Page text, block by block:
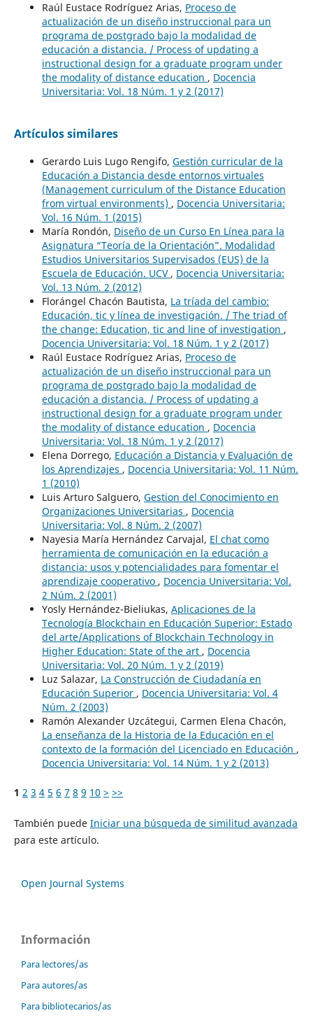
Raúl Eustace Rodríguez Arias, Proceso de
actualización de un diseño instruccional para un
programa de postgrado bajo la modalidad de
educación a distancia. / Process of updating a
instructional design for a graduate program under
the modality of distance education , Docencia
Universitaria: Vol. 18 Núm. 1 y 2 (2017)
Artículos similares
Gerardo Luis Lugo Rengifo, Gestión curricular de la
Educación a Distancia desde entornos virtuales
(Management curriculum of the Distance Education
from virtual environments) , Docencia Universitaria:
Vol. 16 Núm. 1 (2015)
María Rondón, Diseño de un Curso En Línea para la
Asignatura “Teoría de la Orientación”. Modalidad
Estudios Universitarios Supervisados (EUS) de la
Escuela de Educación. UCV , Docencia Universitaria:
Vol. 13 Núm. 2 (2012)
Florángel Chacón Bautista, La tríada del cambio:
Educación, tic y línea de investigación. / The triad of
the change: Education, tic and line of investigation ,
Docencia Universitaria: Vol. 18 Núm. 1 y 2 (2017)
Raúl Eustace Rodríguez Arias, Proceso de
actualización de un diseño instruccional para un
programa de postgrado bajo la modalidad de
educación a distancia. / Process of updating a
instructional design for a graduate program under
the modality of distance education , Docencia
Universitaria: Vol. 18 Núm. 1 y 2 (2017)
Elena Dorrego, Educación a Distancia y Evaluación de
los Aprendizajes , Docencia Universitaria: Vol. 11 Núm.
1 (2010)
Luis Arturo Salguero, Gestion del Conocimiento en
Organizaciones Universitarias , Docencia
Universitaria: Vol. 8 Núm. 2 (2007)
Nayesia María Hernández Carvajal, El chat como
herramienta de comunicación en la educación a
distancia: usos y potencialidades para fomentar el
aprendizaje cooperativo , Docencia Universitaria: Vol.
2 Núm. 2 (2001)
Yosly Hernández-Bieliukas, Aplicaciones de la
Tecnología Blockchain en Educación Superior: Estado
del arte/Applications of Blockchain Technology in
Higher Education: State of the art , Docencia
Universitaria: Vol. 20 Núm. 1 y 2 (2019)
Luz Salazar, La Construcción de Ciudadanía en
Educación Superior , Docencia Universitaria: Vol. 4
Núm. 2 (2003)
Ramón Alexander Uzcátegui, Carmen Elena Chacón,
La enseñanza de la Historia de la Educación en el
contexto de la formación del Licenciado en Educación ,
Docencia Universitaria: Vol. 14 Núm. 1 y 2 (2013)
1 2 3 4 5 6 7 8 9 10 > >>
También puede Iniciar una búsqueda de similitud avanzada
para este artículo.
Open Journal Systems
Información
Para lectores/as
Para autores/as
Para bibliotecarios/as